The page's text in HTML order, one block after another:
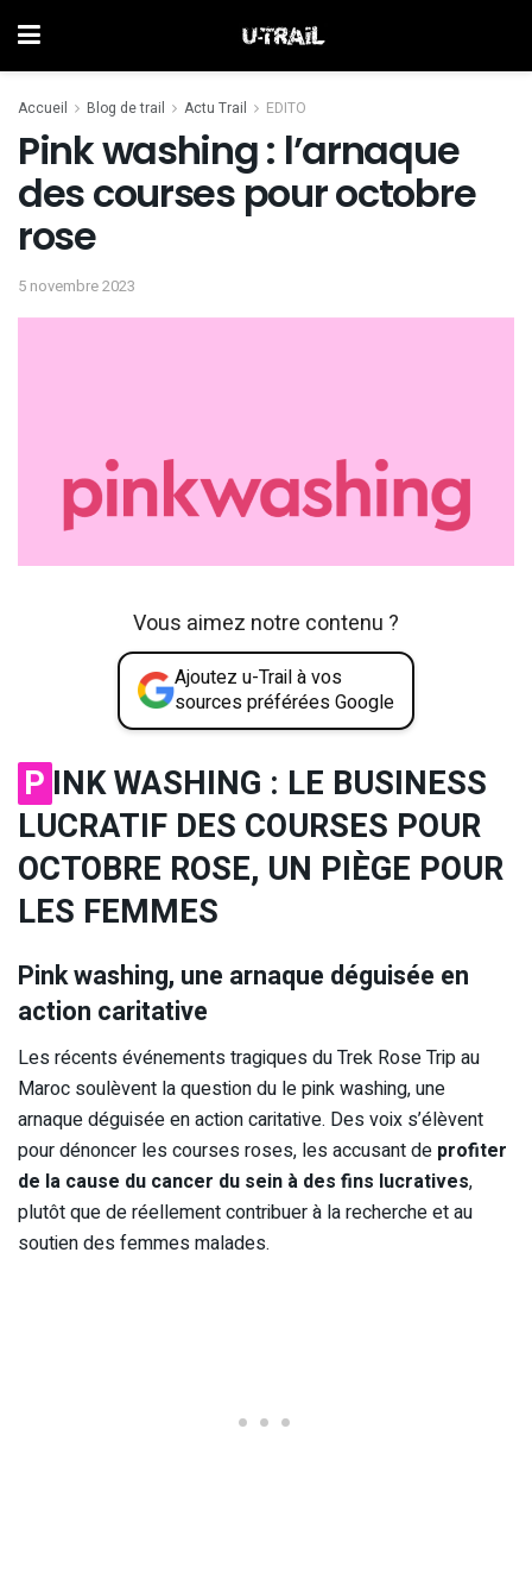
Accueil Blog de trail Actu Trail EDITO
Pink washing : l’arnaque
des courses pour octobre
rose
5 novembre 2023
Vous aimez notre contenu ?
Ajoutez u-Trail à vos
sources préférées Google
P INK WASHING : LE BUSINESS
LUCRATIF DES COURSES POUR
OCTOBRE ROSE, UN PIÈGE POUR
LES FEMMES
Pink washing, une arnaque déguisée en
action caritative
Les récents événements tragiques du Trek Rose Trip au
Maroc soulèvent la question du le pink washing, une
arnaque déguisée en action caritative. Des voix s’élèvent
pour dénoncer les courses roses, les accusant de profiter
de la cause du cancer du sein à des fins lucratives,
plutôt que de réellement contribuer à la recherche et au
soutien des femmes malades.